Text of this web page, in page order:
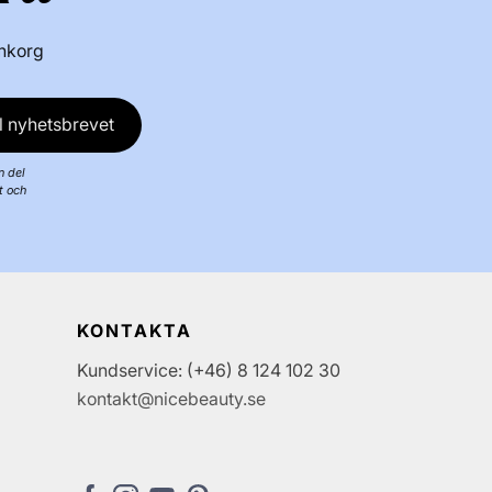
nyhetsbrevet
del
och
KONTAKTA
Kundservice: (+46) 8 124 102 30
kontakt@nicebeauty.se